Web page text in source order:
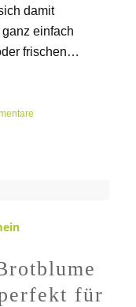
damit
einfach
frischen…
für